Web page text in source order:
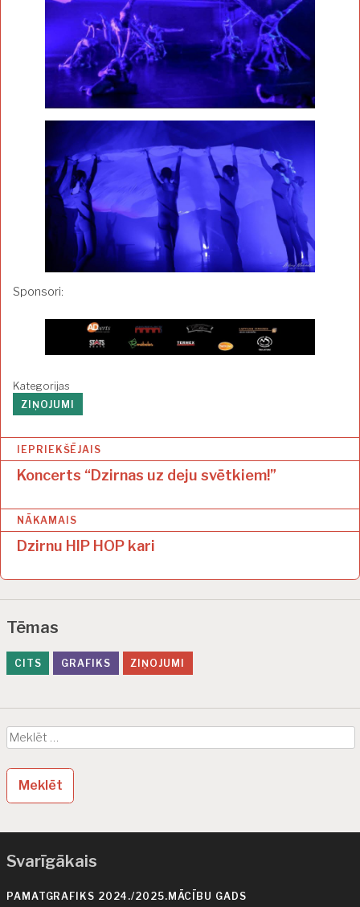
Sponsori:
Kategorijas
ZIŅOJUMI
ņ
u
z
v
ē
e
IEPRIEKŠĒJAIS
Koncerts “Dzirnas uz deju svētkiem!”
NĀKAMAIS
Dzirnu HIP HOP kari
Tēmas
CITS GRAFIKS ZIŅOJUMI
Meklēt:
Svarīgākais
PAMATGRAFIKS 2024./2025.MĀCĪBU GADS